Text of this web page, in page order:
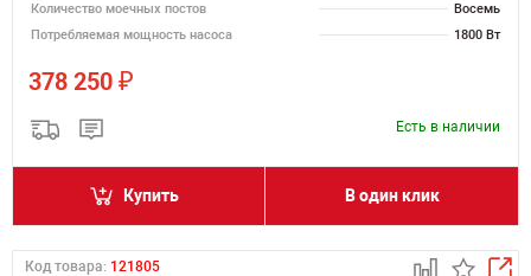
Количество моечных постов
Восемь
Потребляемая мощность насоса
1800 Вт
378 250 ₽
Есть в наличии
Купить В один клик
Код товара: 121805